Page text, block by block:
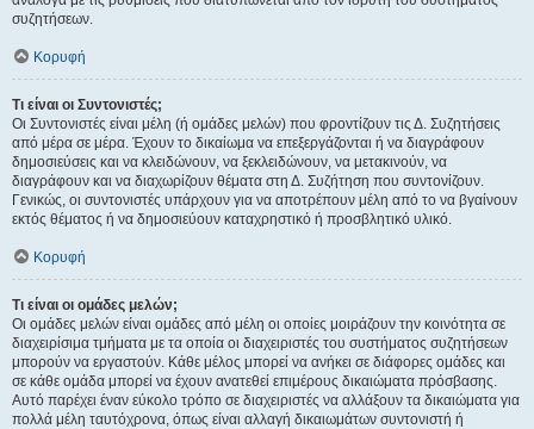
συζητήσεων.
Κορυφή
Τι είναι οι Συντονιστές;
Οι Συντονιστές είναι μέλη (ή ομάδες μελών) που φροντίζουν τις Δ. Συζητήσεις
από μέρα σε μέρα. Έχουν το δικαίωμα να επεξεργάζονται ή να διαγράφουν
δημοσιεύσεις και να κλειδώνουν, να ξεκλειδώνουν, να μετακινούν, να
διαγράφουν και να διαχωρίζουν θέματα στη Δ. Συζήτηση που συντονίζουν.
Γενικώς, οι συντονιστές υπάρχουν για να αποτρέπουν μέλη από το να βγαίνουν
εκτός θέματος ή να δημοσιεύουν καταχρηστικό ή προσβλητικό υλικό.
Κορυφή
Τι είναι οι ομάδες μελών;
Οι ομάδες μελών είναι ομάδες από μέλη οι οποίες μοιράζουν την κοινότητα σε
διαχειρίσιμα τμήματα με τα οποία οι διαχειριστές του συστήματος συζητήσεων
μπορούν να εργαστούν. Κάθε μέλος μπορεί να ανήκει σε διάφορες ομάδες και
σε κάθε ομάδα μπορεί να έχουν ανατεθεί επιμέρους δικαιώματα πρόσβασης.
Αυτό παρέχει έναν εύκολο τρόπο σε διαχειριστές να αλλάξουν τα δικαιώματα για
πολλά μέλη ταυτόχρονα, όπως είναι αλλαγή δικαιωμάτων συντονιστή ή